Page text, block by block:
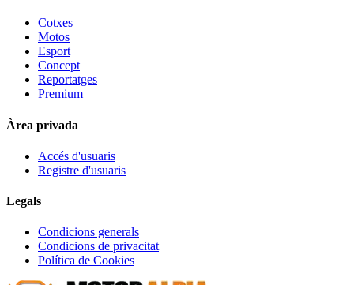
Cotxes
Motos
Esport
Concept
Reportatges
Premium
Àrea privada
Accés d'usuaris
Registre d'usuaris
Legals
Condicions generals
Condicions de privacitat
Política de Cookies